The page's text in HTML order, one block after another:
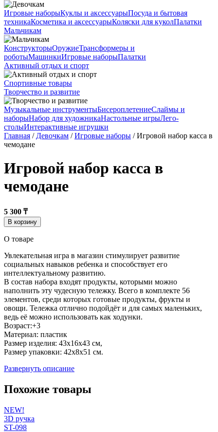
Игровые наборыКуклы и аксессуарыПосуда и бытовая
техникаКосметика и аксессуарыКоляски для куколПалатки
Мальчикам
КонструкторыОружиеТрансформеры и
роботыМашинкиИгровые наборыПалатки
Активный отдых и спорт
Спортивные товары
Творчество и развитие
Музыкальные инструментыБисероплетениеСлаймы и
наборыНабор для художникаНастольные игрыЛего-
столыИнтерактивные игрушки
Главная / Девочкам /Игровые наборы / Игровой набор касса в
чемодане
Игровой набор касса в
чемодане
5 300 ₸
В корзину
О товаре
Увлекательная игра в магазин стимулирует развитие
социальных навыков ребенка и способствует его
интеллектуальному развитию.
В состав набора входят продукты, которыми можно
наполнить эту чудесную тележку. Всего в комплекте 56
элементов, среди которых готовые продукты, фрукты и
овощи. Тележка отлично подойдёт и для самых маленьких,
ведь её можно использовать как ходунки.
Возраст:+3
Материал: пластик
Размер изделия: 43х16х43 см,
Размер упаковки: 42х8х51 см.
Развернуть описание
Похожие товары
NEW!
3D ручка
ST-098